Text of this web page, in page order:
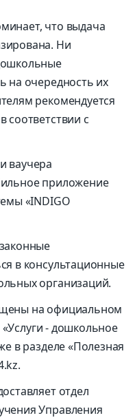
что выдача
Ни
на очередность их
рекомендуется
соответствии с
ваучера
приложение
«INDIGO
в консультационные
организаций.
на официальном
- дошкольное
в разделе «Полезная
отдел
Управления